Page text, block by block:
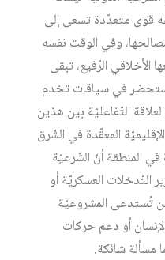
قوى متعدّدة تسعى إلى
وفي الوقت نفسه
الأخلاقي الرّفيع، تبقى
في سياقات تخدم
التّفاعليّة بين هذين
المعقّدة في الشّرق
المنطقة أنّ الشّرعيّة
التّدخلات العسكريّة أو
تُستدعى المشروعيّة
أو دعم حركات
مسألة شائكة.